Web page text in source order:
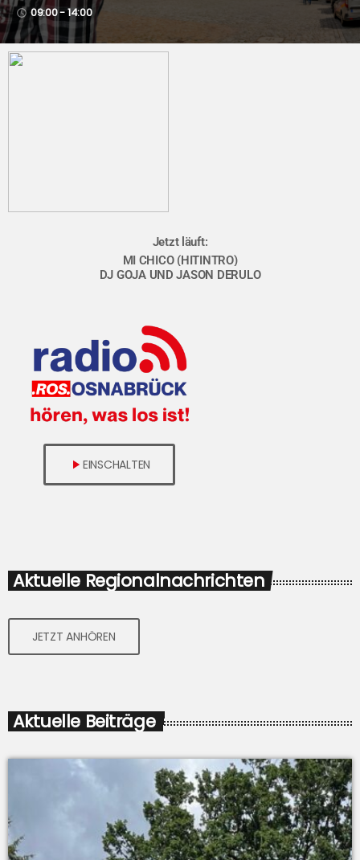
access_time 09:00 - 14:00
Jetzt läuft:
MI CHICO (HITINTRO)
DJ GOJA UND JASON DERULO
play_arrow EINSCHALTEN
Aktuelle Regionalnachrichten
JETZT ANHÖREN
Aktuelle Beiträge